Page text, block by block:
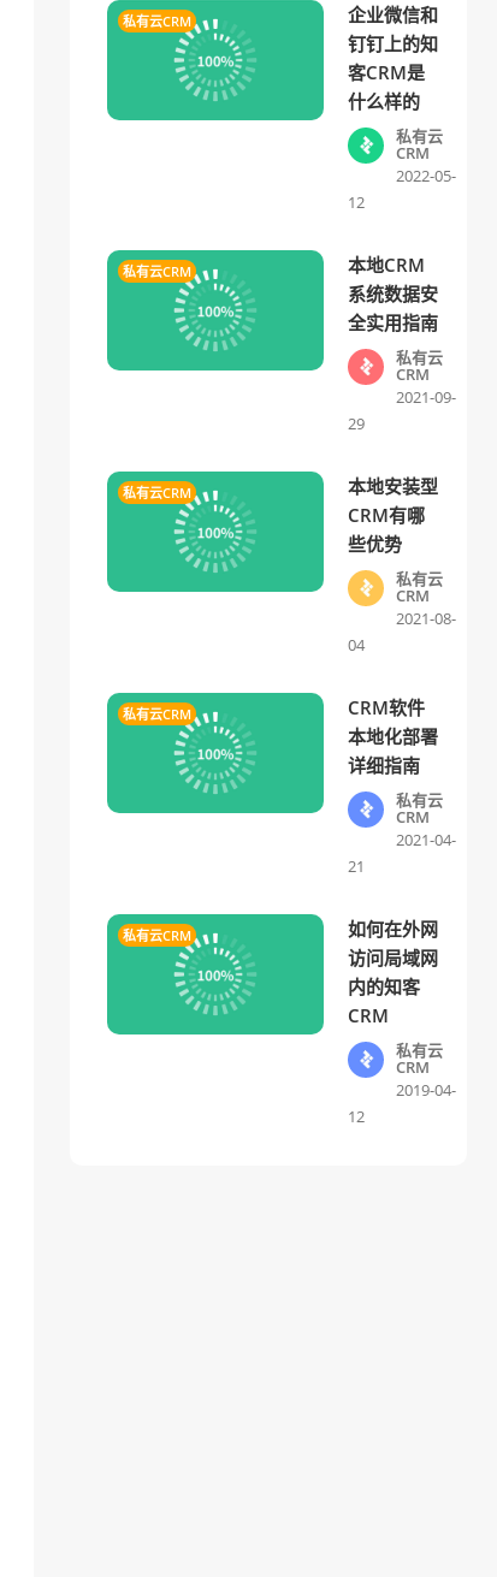
私有云CRM
企业微信和
钉钉上的知
客CRM是
什么样的
私有云
CRM
2022-05-
12
私有云CRM
本地CRM
系统数据安
全实用指南
私有云
CRM
2021-09-
29
私有云CRM
本地安装型
CRM有哪
些优势
私有云
CRM
2021-08-
04
私有云CRM
CRM软件
本地化部署
详细指南
私有云
CRM
2021-04-
21
私有云CRM
如何在外网
访问局域网
内的知客
CRM
私有云
CRM
2019-04-
12